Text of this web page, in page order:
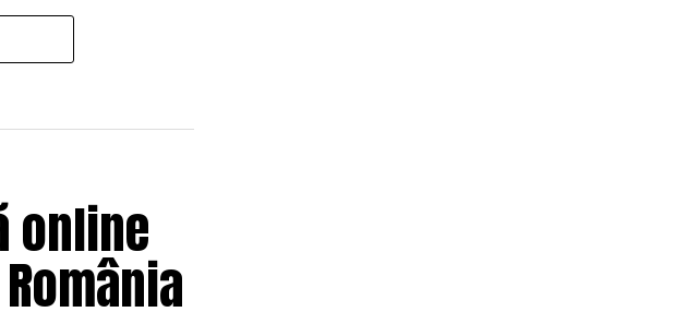
online